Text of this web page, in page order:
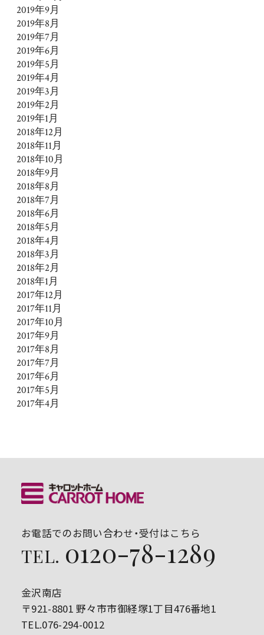
2019年9月
2019年8月
2019年7月
2019年6月
2019年5月
2019年4月
2019年3月
2019年2月
2019年1月
2018年12月
2018年11月
2018年10月
2018年9月
2018年8月
2018年7月
2018年6月
2018年5月
2018年4月
2018年3月
2018年2月
2018年1月
2017年12月
2017年11月
2017年10月
2017年9月
2017年8月
2017年7月
2017年6月
2017年5月
2017年4月
お電話でのお問い合わせ・受付はこちら
TEL. 0120-78-1289
金沢南店
〒921-8801 野々市市御経塚1丁目476番地1
TEL.076-294-0012